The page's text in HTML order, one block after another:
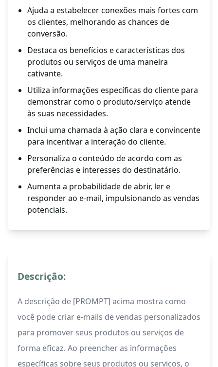
Ajuda a estabelecer conexões mais fortes com
os clientes, melhorando as chances de
conversão.
Destaca os benefícios e características dos
produtos ou serviços de uma maneira
cativante.
Utiliza informações específicas do cliente para
demonstrar como o produto/serviço atende
às suas necessidades.
Inclui uma chamada à ação clara e convincente
para incentivar a interação do cliente.
Personaliza o conteúdo de acordo com as
preferências e interesses do destinatário.
Aumenta a probabilidade de abrir, ler e
responder ao e-mail, impulsionando as vendas
potenciais.
Descrição:
A descrição de [PROMPT] acima mostra como
você pode criar e-mails de vendas personalizados
para promover seus produtos ou serviços de
forma eficaz. Ao preencher as informações
específicas sobre seus produtos ou serviços, o